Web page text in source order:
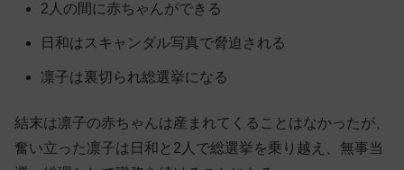
2人の間に赤ちゃんができる
日和はスキャンダル写真で脅迫される
凛子は裏切られ総選挙になる
結末は凛子の赤ちゃんは産まれてくることはなかったが、
奮い立った凛子は日和と2人で総選挙を乗り越え、無事当